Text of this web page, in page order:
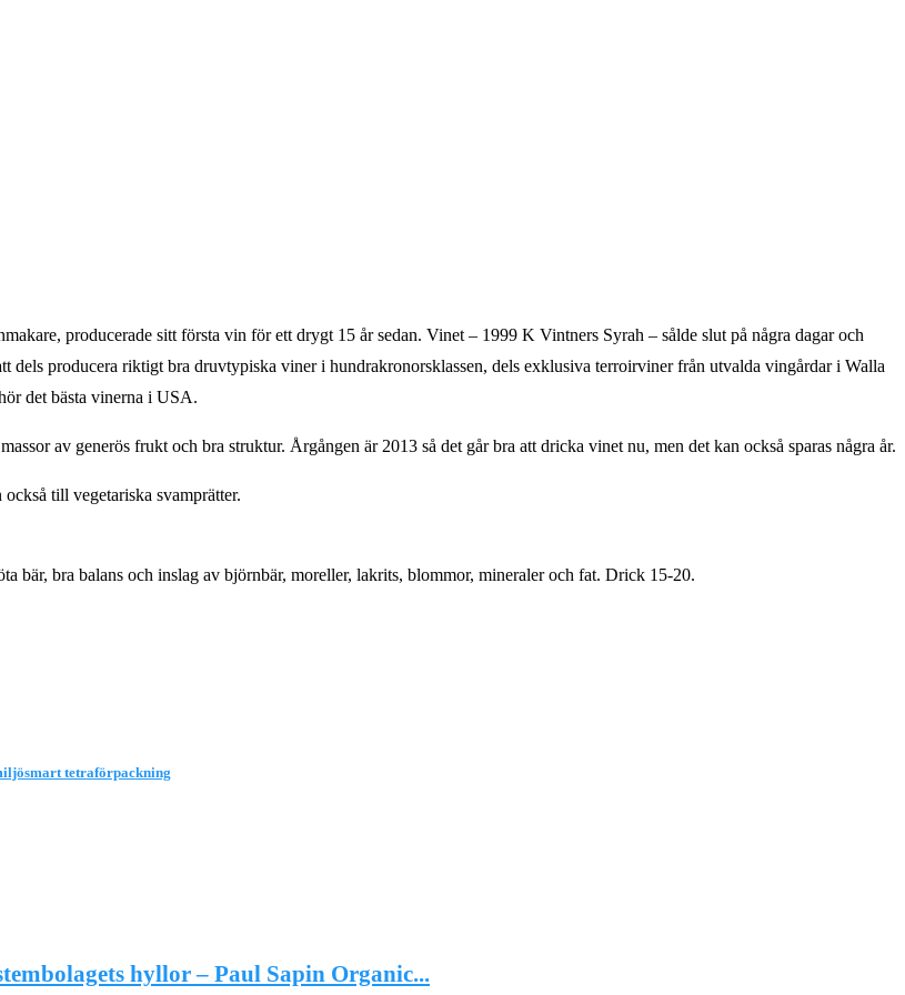
producerade sitt första vin för ett drygt 15 år sedan. Vinet – 1999 K Vintners Syrah – sålde slut på några dagar och
dels producera riktigt bra druvtypiska viner i hundrakronorsklassen, dels exklusiva terroirviner från utvalda vingårdar i Walla
det bästa vinerna i USA.
av generös frukt och bra struktur. Årgången är 2013 så det går bra att dricka vinet nu, men det kan också sparas några år.
till vegetariska svamprätter.
bär, bra balans och inslag av björnbär, moreller, lakrits, blommor, mineraler och fat. Drick 15-20.
tetraförpackning
hyllor – Paul Sapin Organic...